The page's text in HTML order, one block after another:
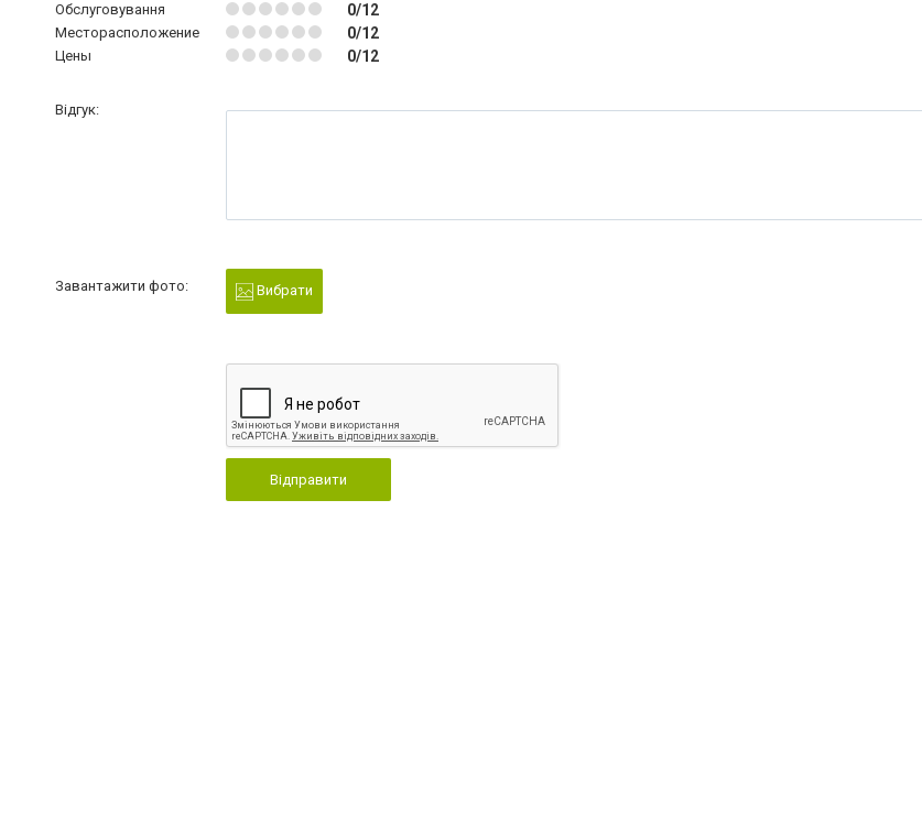
Обслуговування 0/12
Месторасположение 0/12
Цены 0/12
Відгук:
Завантажити фото: Вибрати
Відправити